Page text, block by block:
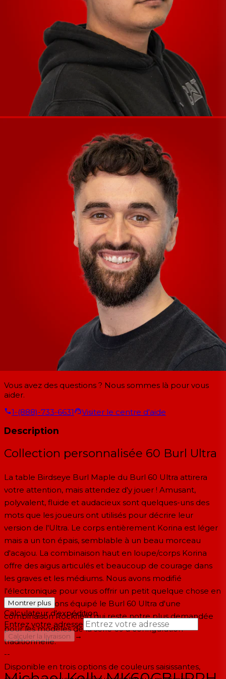
Vous avez des questions ? Nous sommes là pour vous
aider.
1-(888)-733-6631
Visiter le centre d'aide
Description
Collection personnalisée 60 Burl Ultra
La table Birdseye Burl Maple du Burl 60 Ultra attirera
votre attention, mais attendez d'y jouer ! Amusant,
polyvalent, fluide et audacieux sont quelques-uns des
mots que les joueurs ont utilisés pour décrire leur
version de l'Ultra. Le corps entièrement Korina est léger
mais a un ton épais, semblable à un beau morceau
d'acajou. La combinaison haut en loupe/corps Korina
offre des aigus articulés et beaucoup de courage dans
les graves et les médiums. Nous avons modifié
l'électronique pour vous offrir un petit quelque chose en
plus. Nous avons équipé le Burl 60 Ultra d'une
combinaison Rockfield qui reste notre plus demandée
pour les modèles de la série 60 à configuration
traditionnelle.
Disponible en trois options de couleurs saisissantes,
Montrer plus
Calculateur d'expédition
Entrez votre adresse
Calculer la livraison
→
--